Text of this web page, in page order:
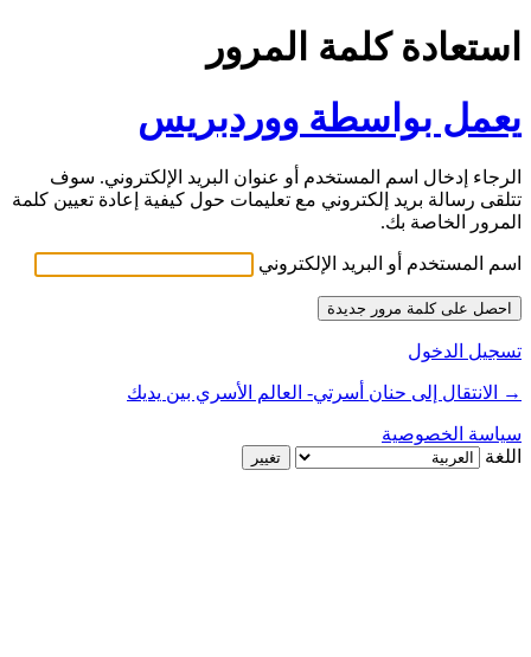
استعادة كلمة المرور
يعمل بواسطة ووردبريس
الرجاء إدخال اسم المستخدم أو عنوان البريد الإلكتروني. سوف
تتلقى رسالة بريد إلكتروني مع تعليمات حول كيفية إعادة تعيين كلمة
المرور الخاصة بك.
اسم المستخدم أو البريد الإلكتروني
تسجيل الدخول
→ الانتقال إلى حنان أسرتي- العالم الأسري بين يديك
سياسة الخصوصية
اللغة